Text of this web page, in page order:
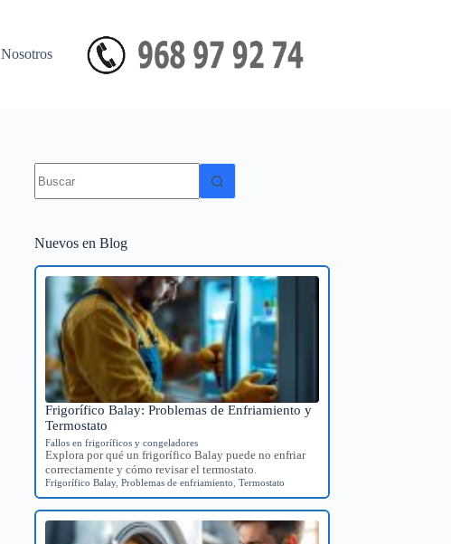
Nosotros
resultados
Nuevos en Blog
Frigorífico Balay: Problemas de Enfriamiento y
Termostato
Fallos en frigoríficos y congeladores
Explora por qué un frigorífico Balay puede no enfriar
correctamente y cómo revisar el termostato.
Frigorífico Balay,Problemas de enfriamiento ,Termostato